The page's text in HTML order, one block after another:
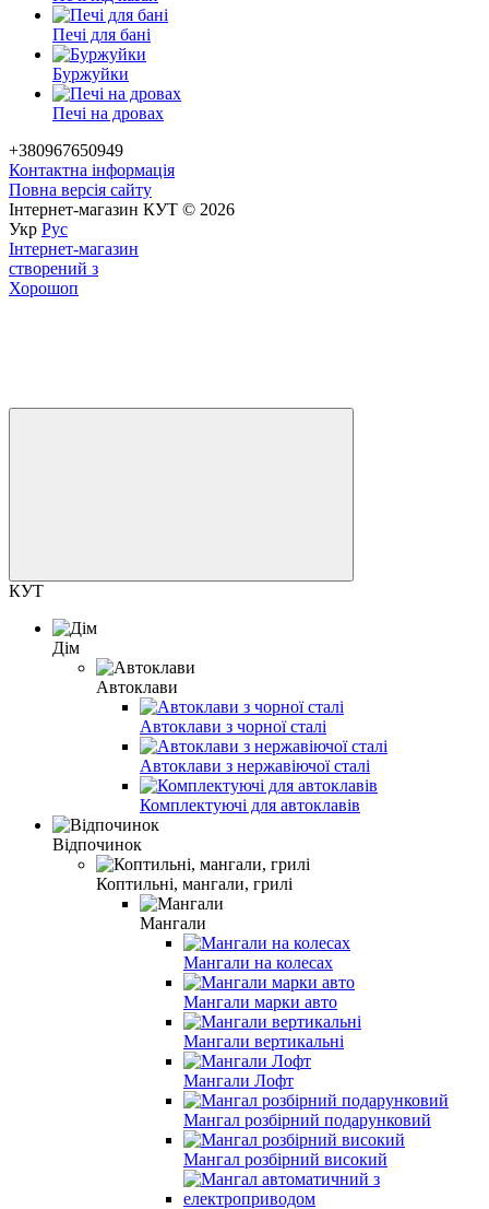
Печі для бані
Буржуйки
Печі на дровах
+380967650949
Контактна інформація
Повна версія сайту
Інтернет-магазин КУТ © 2026
Укр Рус
Інтернет-магазин
створений з
Хорошоп
КУТ
Дім
Автоклави
Автоклави з чорної сталі
Автоклави з нержавіючої сталі
Комплектуючі для автоклавів
Відпочинок
Коптильні, мангали, грилі
Мангали
Мангали на колесах
Мангали марки авто
Мангали вертикальні
Мангали Лофт
Мангал розбірний подарунковий
Мангал розбірний високий